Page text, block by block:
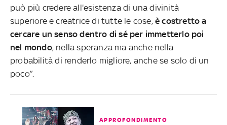
può più credere all'esistenza di una divinità
superiore e creatrice di tutte le cose, è costretto a
cercare un senso dentro di sé per immetterlo poi
nel mondo, nella speranza ma anche nella
probabilità di renderlo migliore, anche se solo di un
poco”.
APPROFONDIMENTO